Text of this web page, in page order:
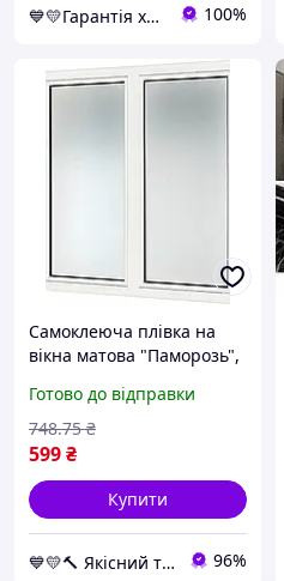
💙💛Гарантія хороших покупок 🎁🚚 ⤵ 100%
Самоклеюча плівка на
вікна матова "Паморозь",
декоративна плівка на
скло вікна
Готово до відправки
599₴
748.75 ₴
Купити
💙💛🔨 Якісний товар з доставкою по Україні 🎁% 🚚 ⤵ 96%